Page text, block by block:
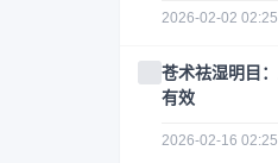
2026-02-02
苍术祛湿明目
有效
2026-02-16